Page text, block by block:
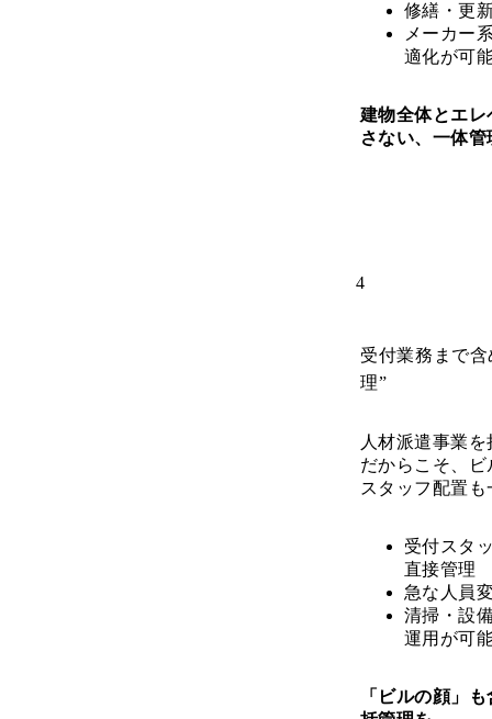
修繕・更
メーカー
適化が可
建物全体とエ
さない、一体
4
受付業務まで
理”
人材派遣事業
だからこそ、
スタッフ配置
受付スタ
直接管理
急な人員
清掃・設
運用が可
「ビルの顔」